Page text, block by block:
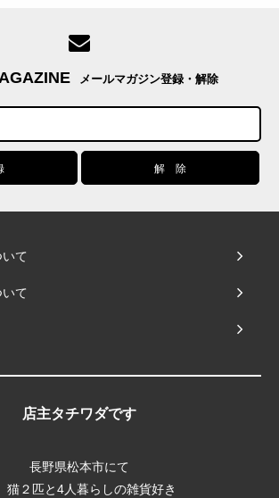
メールマガジン登録・解除
て
て
店主タチワダです
長野県松本市にて
猫２匹と4人暮らしの雑貨好き